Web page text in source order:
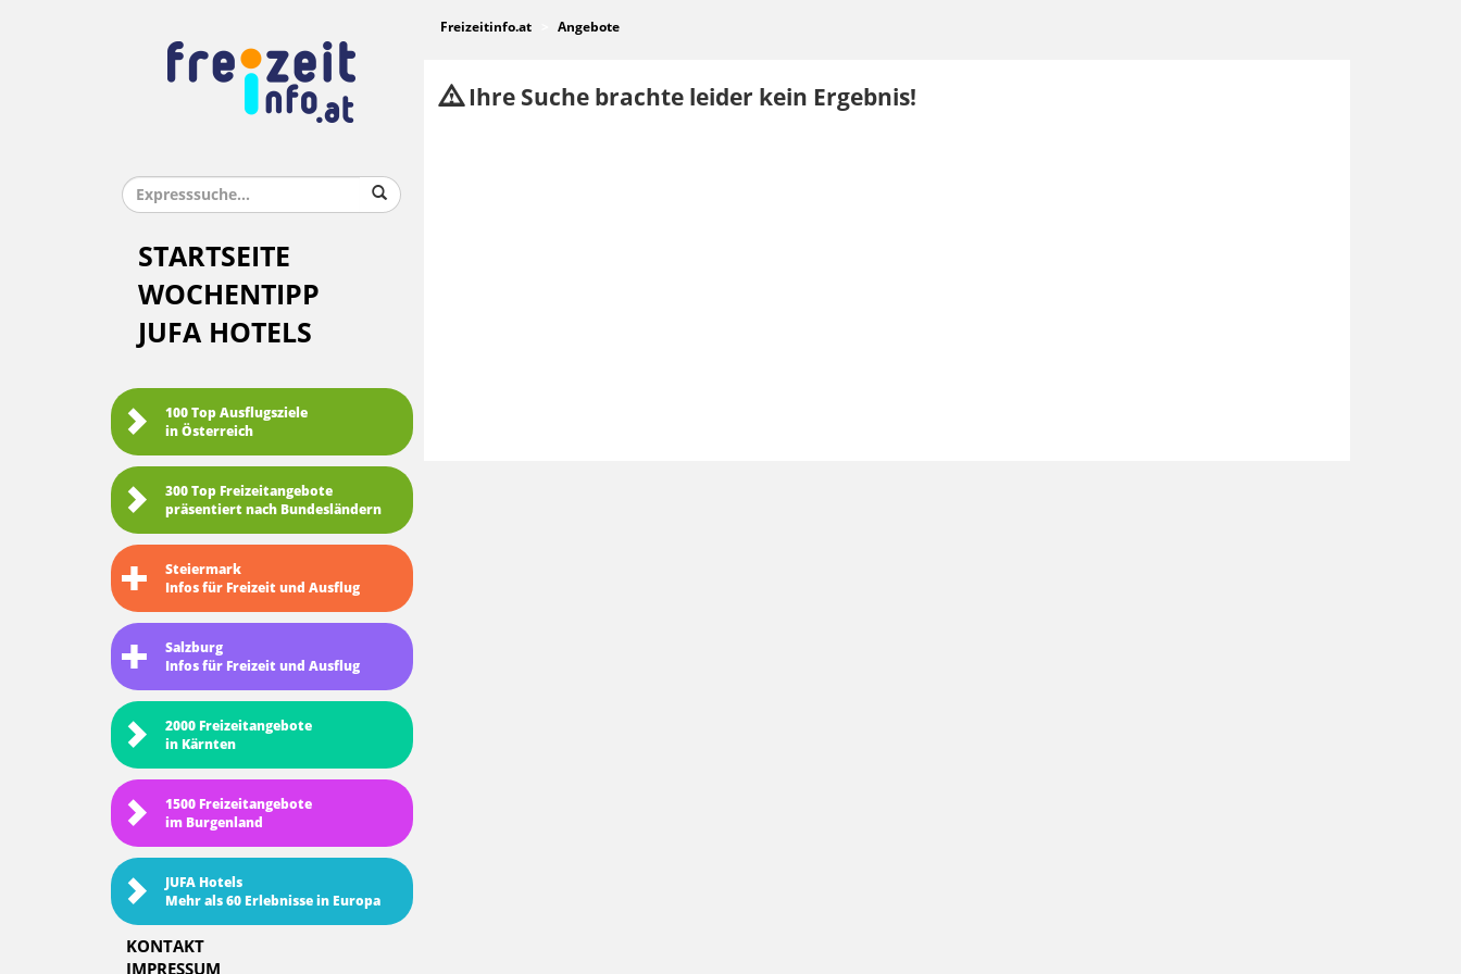
STARTSEITE
WOCHENTIPP
JUFA HOTELS
100 Top Ausflugsziele
in Österreich
300 Top Freizeitangebote
präsentiert nach Bundesländern
Steiermark
Infos für Freizeit und Ausflug
Salzburg
Infos für Freizeit und Ausflug
2000 Freizeitangebote
in Kärnten
1500 Freizeitangebote
im Burgenland
JUFA Hotels
Mehr als 60 Erlebnisse in Europa
KONTAKT
IMPRESSUM
Freizeitinfo.at Angebote
Ihre Suche brachte leider kein Ergebnis!